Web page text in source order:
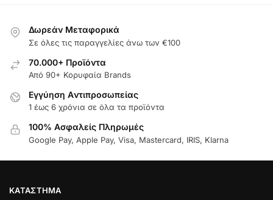
Δωρεάν Μεταφορικά
Σε όλες τις παραγγελίες άνω των €100
70.000+ Προϊόντα
Από 90+ Κορυφαία Brands
Εγγύηση Aντιπροσωπείας
1 έως 6 χρόνια σε όλα τα προϊόντα
100% Ασφαλείς Πληρωμές
Google Pay, Apple Pay, Visa, Mastercard, IRIS, Klarna
ΚΑΤΆΣΤΗΜΑ